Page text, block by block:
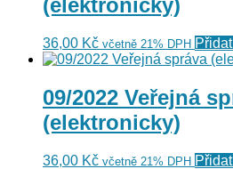
(elektronicky)
36,00 Kč včetně 21% DPH
09/2022 Veřejná
(elektronicky)
36,00 Kč včetně 21% DPH